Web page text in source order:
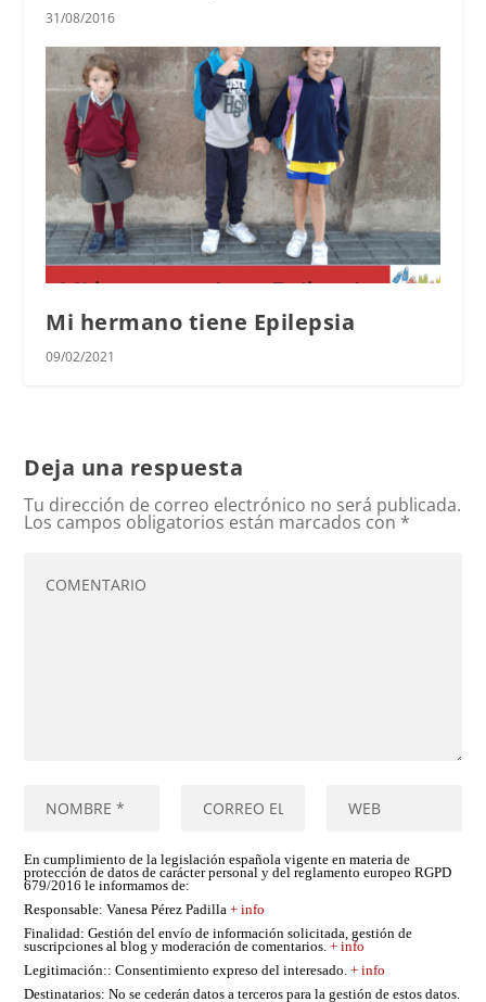
31/08/2016
Mi hermano tiene Epilepsia
09/02/2021
Deja una respuesta
Tu dirección de correo electrónico no será publicada.
Los campos obligatorios están marcados con *
En cumplimiento de la legislación española vigente en materia de
protección de datos de carácter personal y del reglamento europeo RGPD
679/2016 le informamos de:
Responsable: Vanesa Pérez Padilla+ info
Finalidad: Gestión del envío de información solicitada, gestión de
suscripciones al blog y moderación de comentarios.+ info
Legitimación:: Consentimiento expreso del interesado.+ info
Destinatarios: No se cederán datos a terceros para la gestión de estos datos.